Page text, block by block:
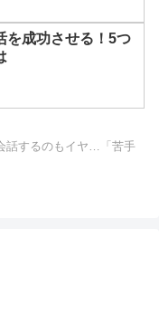
を成功させる！5つ
話するのもイヤ…「苦手